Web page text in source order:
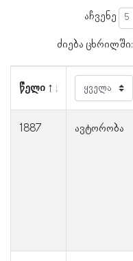
აჩვენე
ძიება ცხრილში:
წელი
1887 ავტორობა